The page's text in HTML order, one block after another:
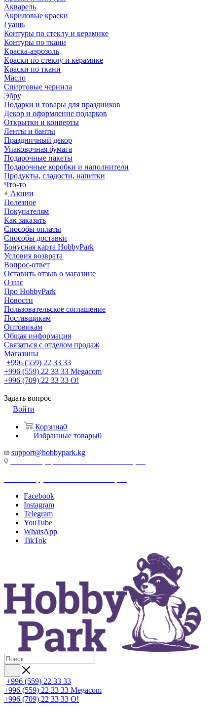
Акварель
Акриловые краски
Гуашь
Контуры по стеклу и керамике
Контуры по ткани
Краска-аэрозоль
Краски по стеклу и керамике
Краски по ткани
Масло
Спиртовые чернила
Эбру
Подарки и товары для праздников
Декор и оформление подарков
Открытки и конверты
Ленты и банты
Праздничный декор
Упаковочная бумага
Подарочные пакеты
Подарочные коробки и наполнители
Продукты, сладости, напитки
Что-то
Акции
Полезное
Покупателям
Как заказать
Способы оплаты
Способы доставки
Бонусная карта HobbyPark
Условия возврата
Вопрос-ответ
Оставить отзыв о магазине
О нас
Про HobbyPark
Новости
Пользовательское соглашение
Поставщикам
Оптовикам
Общая информация
Связаться с отделом продаж
Магазины
+996 (559) 22 33 33
+996 (559) 22 33 33 Megacom
+996 (709) 22 33 33 O!
Задать вопрос
Войти
Корзина0
Избранные товары0
support@hobbypark.kg
Facebook
Instagram
Telegram
YouTube
WhatsApp
TikTok
+996 (559) 22 33 33
+996 (559) 22 33 33 Megacom
+996 (709) 22 33 33 O!